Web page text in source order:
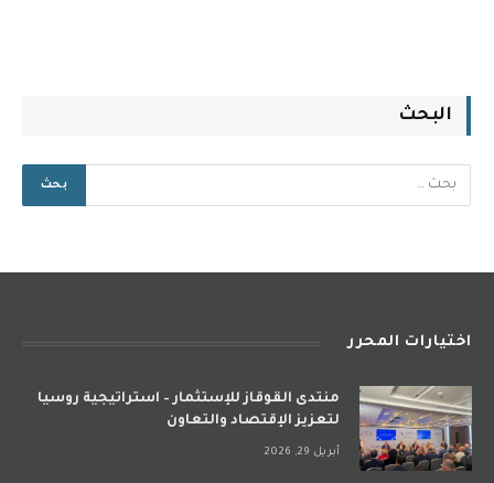
البحث
اختيارات المحرر
منتدى القوقاز للإستثمار – استراتيجية روسيا
لتعزيز الإقتصاد والتعاون
أبريل 29, 2026